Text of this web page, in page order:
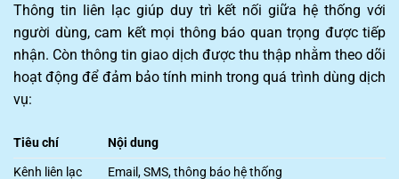
Thông tin liên lạc giúp duy trì kết nối giữa hệ thống với
người dùng, cam kết mọi thông báo quan trọng được tiếp
nhận. Còn thông tin giao dịch được thu thập nhằm theo dõi
hoạt động để đảm bảo tính minh trong quá trình dùng dịch
vụ:
Tiêu chí
Nội dung
Kênh liên lạc
Email, SMS, thông báo hệ thống